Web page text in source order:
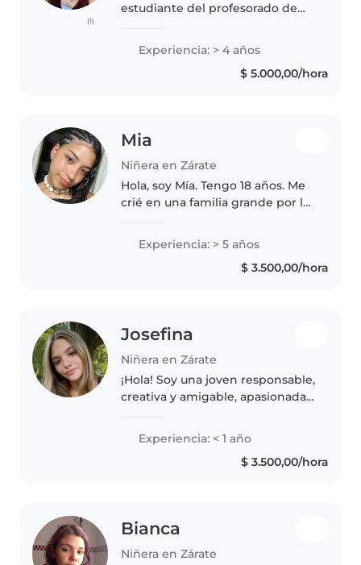
(1)
estudiante del profesorado de
hermanas menores que siempre
las cuidé yo. Soy responsable,
amorosa y con mucha paciencia.
Experiencia: > 4 años
$ 5.000,00/hora
Mia
Niñera en Zárate
Hola, soy Mía. Tengo 18 años. Me
crié en una familia grande por lo
niños de diferentes edades,
desde bebés hasta etapa escolar
(hasta 15 años). Luego..
Experiencia: > 5 años
$ 3.500,00/hora
Josefina
Niñera en Zárate
¡Hola! Soy una joven responsable,
creativa y amigable, apasionada
recién comienzo en el mundo de
la niñera, tengo habilidades
como dibujar, leer cuentos,..
Experiencia: < 1 año
$ 3.500,00/hora
Bianca
Niñera en Zárate